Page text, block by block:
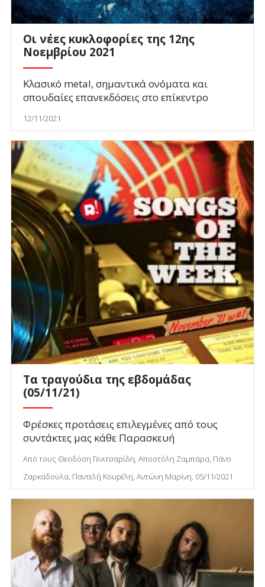
Οι νέες κυκλοφορίες της 12ης
Νοεμβρίου 2021
Κλασικό metal, σημαντικά ονόματα και
σπουδαίες επανεκδόσεις στο επίκεντρο
12/11/2021
Τα τραγούδια της εβδομάδας
(05/11/21)
Φρέσκες προτάσεις επιλεγμένες από τους
συντάκτες μας κάθε Παρασκευή
Από τους Θεοδόση Γενιτσαρίδη, Αποστόλη Ζαμπάρα, Πάνο
Ζαρκαδούλα, Παντελή Κουρέλη, Αντώνη Μαρίνη, 05/11/2021